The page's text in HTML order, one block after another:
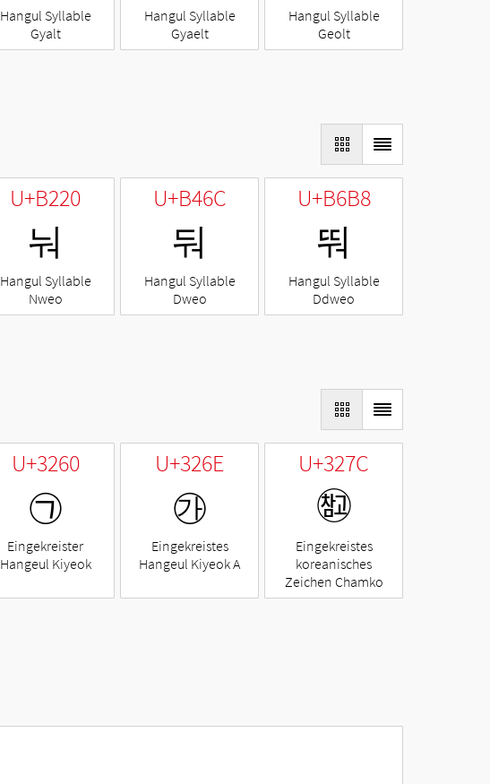
Hangul Syllable
Gyalt
Hangul Syllable
Gyaelt
Hangul Syllable
Geolt
U+B220
눠
Hangul Syllable
Nweo
U+B46C
둬
Hangul Syllable
Dweo
U+B6B8
뚸
Hangul Syllable
Ddweo
U+3260
㉠
Eingekreister
Hangeul Kiyeok
U+326E
㉮
Eingekreistes
Hangeul Kiyeok A
U+327C
㉼
Eingekreistes
koreanisches
Zeichen Chamko